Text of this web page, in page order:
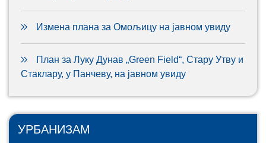
Измена плана за Омољицу на јавном увиду
План за Луку Дунав „Green Field“, Стару Утву и
Стаклару, у Панчеву, на јавном увиду
УРБАНИЗАМ